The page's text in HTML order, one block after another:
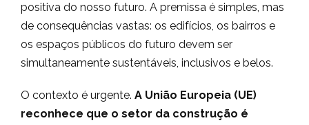
positiva do nosso futuro. A premissa é simples, mas
de consequências vastas: os edifícios, os bairros e
os espaços públicos do futuro devem ser
simultaneamente sustentáveis, inclusivos e belos.
O contexto é urgente. A União Europeia (UE)
reconhece que o setor da construção é